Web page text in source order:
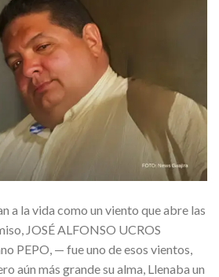
a la vida como un viento que abre las
JOSÉ ALFONSO UCROS
PEPO, — fue uno de esos vientos,
aún más grande su alma, Llenaba un